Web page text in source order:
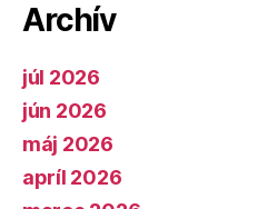
Archív
júl 2026
jún 2026
máj 2026
apríl 2026